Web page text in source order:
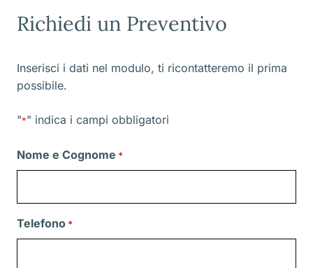
Richiedi un Preventivo
Inserisci i dati nel modulo, ti ricontatteremo il prima
possibile.
"*" indica i campi obbligatori
Nome e Cognome *
Telefono *